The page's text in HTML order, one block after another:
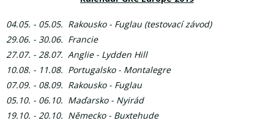
04.05. - 05.05. Rakousko - Fuglau (testovací závod)
29.06. - 30.06. Francie
27.07. - 28.07. Anglie - Lydden Hill
10.08. - 11.08. Portugalsko - Montalegre
07.09. - 08.09. Rakousko - Fuglau
05.10. - 06.10. Maďarsko - Nyirád
19.10. - 20.10. Německo - Buxtehude